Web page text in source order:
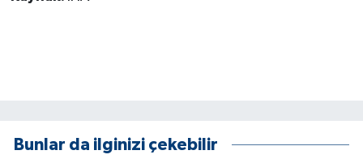
Bunlar da ilginizi çekebilir
ÜLKE GÜNDEMİ